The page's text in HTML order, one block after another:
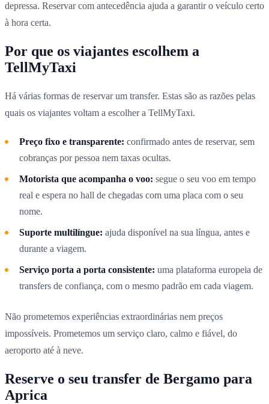
depressa. Reservar com antecedência ajuda a garantir o veículo certo
à hora certa.
Por que os viajantes escolhem a
TellMyTaxi
Há várias formas de reservar um transfer. Estas são as razões pelas
quais os viajantes voltam a escolher a TellMyTaxi.
Preço fixo e transparente: confirmado antes de reservar, sem
cobranças por pessoa nem taxas ocultas.
Motorista que acompanha o voo: segue o seu voo em tempo
real e espera no hall de chegadas com uma placa com o seu
nome.
Suporte multilíngue: ajuda disponível na sua língua, antes e
durante a viagem.
Serviço porta a porta consistente: uma plataforma europeia de
transfers de confiança, com o mesmo padrão em cada viagem.
Não prometemos experiências extraordinárias nem preços
impossíveis. Prometemos um serviço claro, calmo e fiável, do
aeroporto até à neve.
Reserve o seu transfer de Bergamo para
Aprica